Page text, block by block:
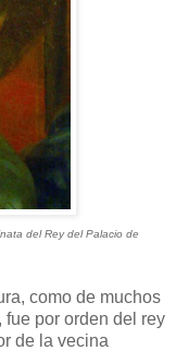
del Rey del Palacio de
como de muchos
por orden del rey
de la vecina